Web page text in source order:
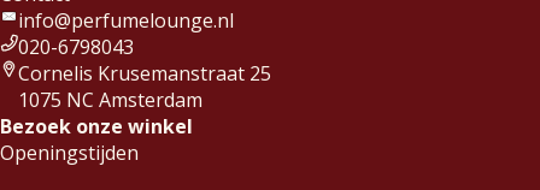
info@perfumelounge.nl
020-6798043
Cornelis Krusemanstraat 25
1075 NC Amsterdam
Bezoek onze winkel
Openingstijden